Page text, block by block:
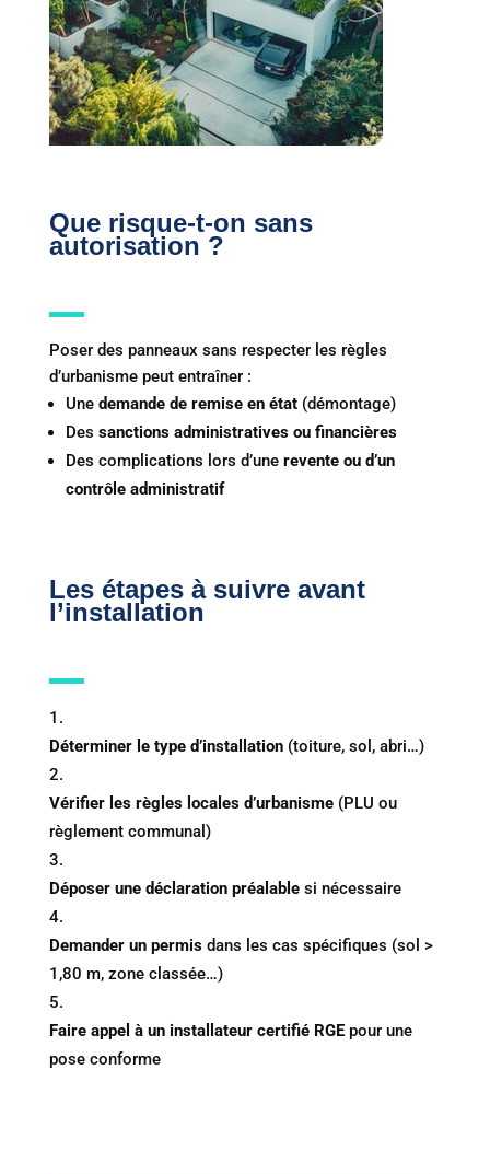
Que risque-t-on sans
autorisation ?
Poser des panneaux sans respecter les règles
d’urbanisme peut entraîner :
Une demande de remise en état(démontage)
Des sanctions administratives ou financières
Des complications lors d’une revente ou d’un
contrôle administratif
Les étapes à suivre avant
l’installation
Déterminer le type d’installation(toiture, sol, abri…)
Vérifier les règles locales d’urbanisme(PLU ou
règlement communal)
Déposer une déclaration préalablesi nécessaire
Demander un permisdans les cas spécifiques (sol >
1,80 m, zone classée…)
Faire appel à un installateur certifié RGEpour une
pose conforme